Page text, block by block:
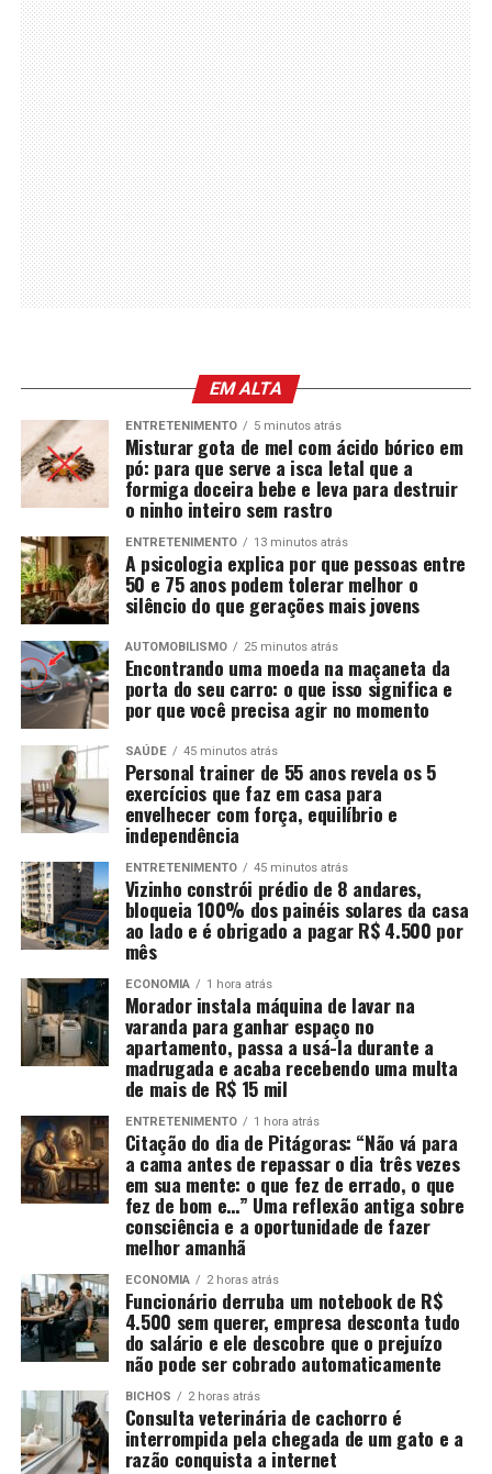
EM ALTA
ENTRETENIMENTO 5 minutos atrás
Misturar gota de mel com ácido bórico em
pó: para que serve a isca letal que a
formiga doceira bebe e leva para destruir
o ninho inteiro sem rastro
ENTRETENIMENTO 13 minutos atrás
A psicologia explica por que pessoas entre
50 e 75 anos podem tolerar melhor o
silêncio do que gerações mais jovens
AUTOMOBILISMO 25 minutos atrás
Encontrando uma moeda na maçaneta da
porta do seu carro: o que isso significa e
por que você precisa agir no momento
SAÚDE 45 minutos atrás
Personal trainer de 55 anos revela os 5
exercícios que faz em casa para
envelhecer com força, equilíbrio e
independência
ENTRETENIMENTO 45 minutos atrás
Vizinho constrói prédio de 8 andares,
bloqueia 100% dos painéis solares da casa
ao lado e é obrigado a pagar R$ 4.500 por
mês
ECONOMIA 1 hora atrás
Morador instala máquina de lavar na
varanda para ganhar espaço no
apartamento, passa a usá-la durante a
madrugada e acaba recebendo uma multa
de mais de R$ 15 mil
ENTRETENIMENTO 1 hora atrás
Citação do dia de Pitágoras: “Não vá para
a cama antes de repassar o dia três vezes
em sua mente: o que fez de errado, o que
fez de bom e…” Uma reflexão antiga sobre
consciência e a oportunidade de fazer
melhor amanhã
ECONOMIA 2 horas atrás
Funcionário derruba um notebook de R$
4.500 sem querer, empresa desconta tudo
do salário e ele descobre que o prejuízo
não pode ser cobrado automaticamente
BICHOS 2 horas atrás
Consulta veterinária de cachorro é
interrompida pela chegada de um gato e a
razão conquista a internet